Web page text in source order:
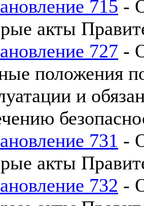
715 -
акты
727 -
положения
и
731 -
акты
732 -